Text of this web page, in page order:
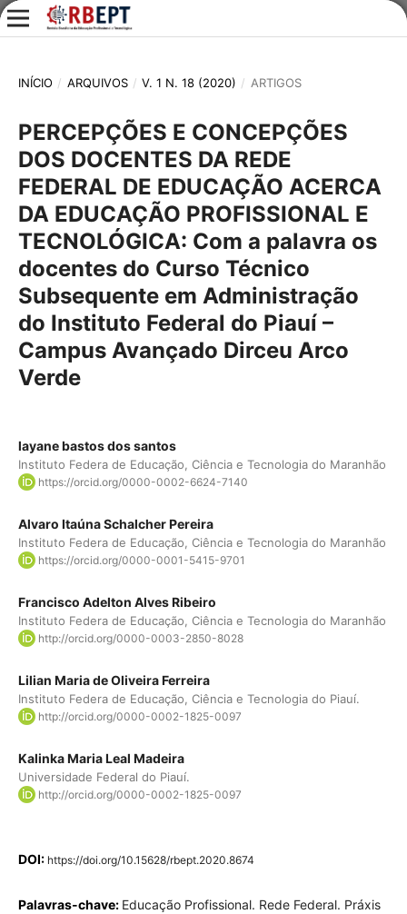
INÍCIO / ARQUIVOS / V. 1 N. 18 (2020) / ARTIGOS
PERCEPÇÕES E CONCEPÇÕES
DOS DOCENTES DA REDE
FEDERAL DE EDUCAÇÃO ACERCA
DA EDUCAÇÃO PROFISSIONAL E
TECNOLÓGICA: Com a palavra os
docentes do Curso Técnico
Subsequente em Administração
do Instituto Federal do Piauí –
Campus Avançado Dirceu Arco
Verde
layane bastos dos santos
Instituto Federa de Educação, Ciência e Tecnologia do Maranhão
https://orcid.org/0000-0002-6624-7140
Alvaro Itaúna Schalcher Pereira
Instituto Federa de Educação, Ciência e Tecnologia do Maranhão
https://orcid.org/0000-0001-5415-9701
Francisco Adelton Alves Ribeiro
Instituto Federa de Educação, Ciência e Tecnologia do Maranhão
http://orcid.org/0000-0003-2850-8028
Lilian Maria de Oliveira Ferreira
Instituto Federa de Educação, Ciência e Tecnologia do Piauí.
http://orcid.org/0000-0002-1825-0097
Kalinka Maria Leal Madeira
Universidade Federal do Piauí.
http://orcid.org/0000-0002-1825-0097
DOI: https://doi.org/10.15628/rbept.2020.8674
Palavras-chave: Educação Profissional. Rede Federal. Práxis